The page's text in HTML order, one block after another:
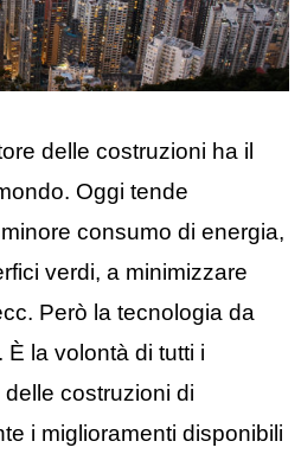
delle costruzioni ha il
Oggi tende
consumo di energia,
verdi, a minimizzare
Però la tecnologia da
la volontà di tutti i
costruzioni di
i miglioramenti disponibili